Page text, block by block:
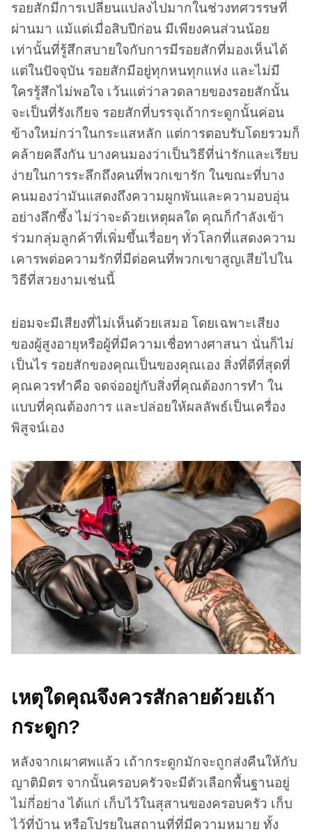
รอยสักมีการเปลี่ยนแปลงไปมากในช่วงทศวรรษที่
ผ่านมา แม้แต่เมื่อสิบปีก่อน มีเพียงคนส่วนน้อย
เท่านั้นที่รู้สึกสบายใจกับการมีรอยสักที่มองเห็นได้
แต่ในปัจจุบัน รอยสักมีอยู่ทุกหนทุกแห่ง และไม่มี
ใครรู้สึกไม่พอใจ เว้นแต่ว่าลวดลายของรอยสักนั้น
จะเป็นที่รังเกียจ รอยสักที่บรรจุเถ้ากระดูกนั้นค่อน
ข้างใหม่กว่าในกระแสหลัก แต่การตอบรับโดยรวมก็
คล้ายคลึงกัน บางคนมองว่าเป็นวิธีที่น่ารักและเรียบ
ง่ายในการระลึกถึงคนที่พวกเขารัก ในขณะที่บาง
คนมองว่ามันแสดงถึงความผูกพันและความอบอุ่น
อย่างลึกซึ้ง ไม่ว่าจะด้วยเหตุผลใด คุณก็กำลังเข้า
ร่วมกลุ่มลูกค้าที่เพิ่มขึ้นเรื่อยๆ ทั่วโลกที่แสดงความ
เคารพต่อความรักที่มีต่อคนที่พวกเขาสูญเสียไปใน
วิธีที่สวยงามเช่นนี้
ย่อมจะมีเสียงที่ไม่เห็นด้วยเสมอ โดยเฉพาะเสียง
ของผู้สูงอายุหรือผู้ที่มีความเชื่อทางศาสนา นั่นก็ไม่
เป็นไร รอยสักของคุณเป็นของคุณเอง สิ่งที่ดีที่สุดที่
คุณควรทำคือ จดจ่ออยู่กับสิ่งที่คุณต้องการทำ ใน
แบบที่คุณต้องการ และปล่อยให้ผลลัพธ์เป็นเครื่อง
พิสูจน์เอง
เหตุใดคุณจึงควรสักลายด้วยเถ้า
กระดูก?
หลังจากเผาศพแล้ว เถ้ากระดูกมักจะถูกส่งคืนให้กับ
ญาติมิตร จากนั้นครอบครัวจะมีตัวเลือกพื้นฐานอยู่
ไม่กี่อย่าง ได้แก่ เก็บไว้ในสุสานของครอบครัว เก็บ
ไว้ที่บ้าน หรือโปรยในสถานที่ที่มีความหมาย ทั้ง